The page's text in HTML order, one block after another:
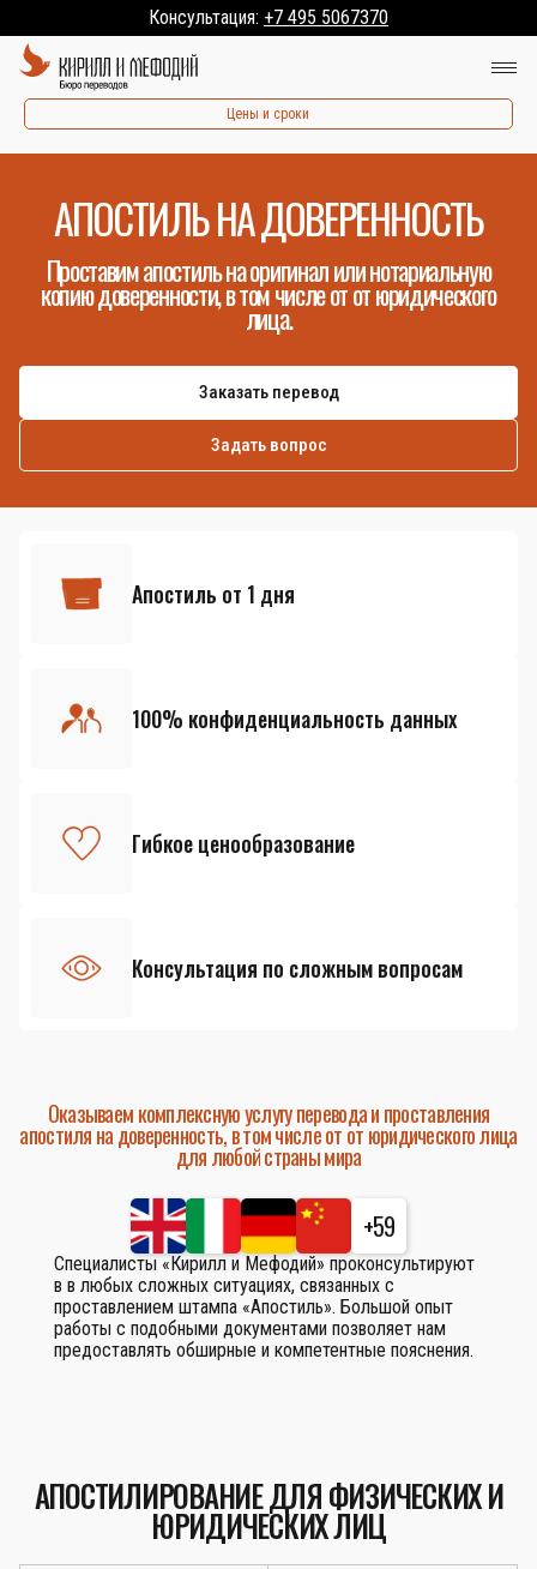
Консультация: +7 495 5067370
Цены и сроки
АПОСТИЛЬ НА ДОВЕРЕННОСТЬ
Проставим апостиль на оригинал или нотариальную
копию доверенности, в том числе от от юридического
лица.
Заказать перевод
Задать вопрос
Апостиль от 1 дня
100% конфиденциальность данных
Гибкое ценообразование
Консультация по сложным вопросам
Оказываем комплексную услугу перевода и проставления
апостиля на доверенность, в том числе от от юридического лица
для любой страны мира
+59
Специалисты «Кирилл и Мефодий» проконсультируют
в в любых сложных ситуациях, связанных с
проставлением штампа «Апостиль». Большой опыт
работы с подобными документами позволяет нам
предоставлять обширные и компетентные пояснения.
АПОСТИЛИРОВАНИЕ ДЛЯ ФИЗИЧЕСКИХ И
ЮРИДИЧЕСКИХ ЛИЦ